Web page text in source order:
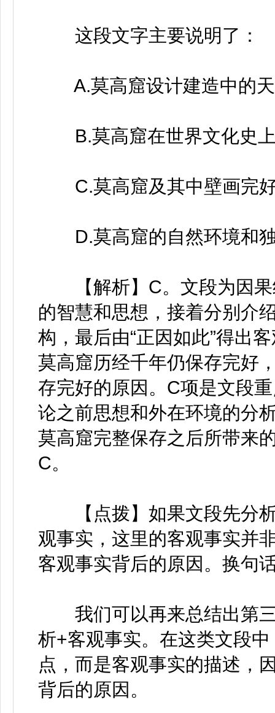
这段文字主要说明了：
A.莫高窟设计建造中的天
B.莫高窟在世界文化史上
C.莫高窟及其中壁画完
D.莫高窟的自然环境和独
【解析】C。文段为因果
的智慧和思想，接着分别介
构，最后由“正因如此”得出
莫高窟历经千年仍保存完好
存完好的原因。C项是文段
论之前思想和外在环境的分
莫高窟完整保存之后所带来
C。
【点拨】如果文段先分析
观事实，这里的客观事实并
客观事实背后的原因。换句
我们可以再来总结出第三
析+客观事实。在这类文段
点，而是客观事实的描述，
背后的原因。